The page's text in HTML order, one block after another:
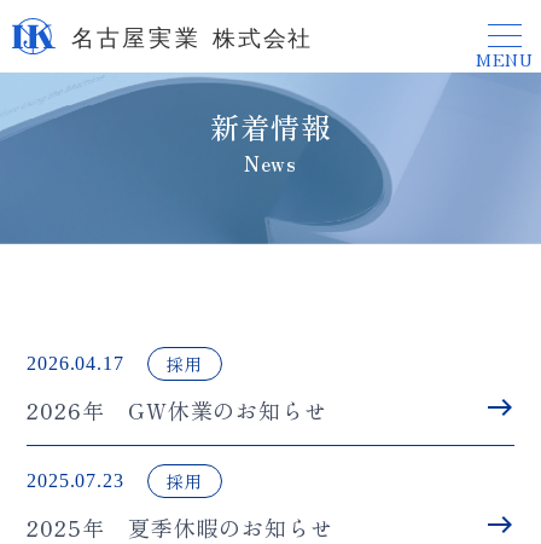
新着情報
News
2026.04.17 採用
2026年 GW休業のお知らせ east
2025.07.23 採用
2025年 夏季休暇のお知らせ east
MENU